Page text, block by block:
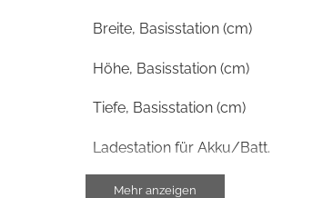
Breite, Basisstation (cm)
Höhe, Basisstation (cm)
Tiefe, Basisstation (cm)
Ladestation für Akku/Batt.
Anzahl Kameras
Mehr anzeigen